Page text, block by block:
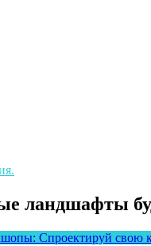
ландшафты
Спроектируй свою